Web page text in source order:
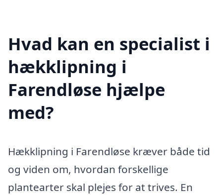
Hvad kan en specialist i
hækklipning i
Farendløse hjælpe
med?
Hækklipning i Farendløse kræver både tid
og viden om, hvordan forskellige
plantearter skal plejes for at trives. En